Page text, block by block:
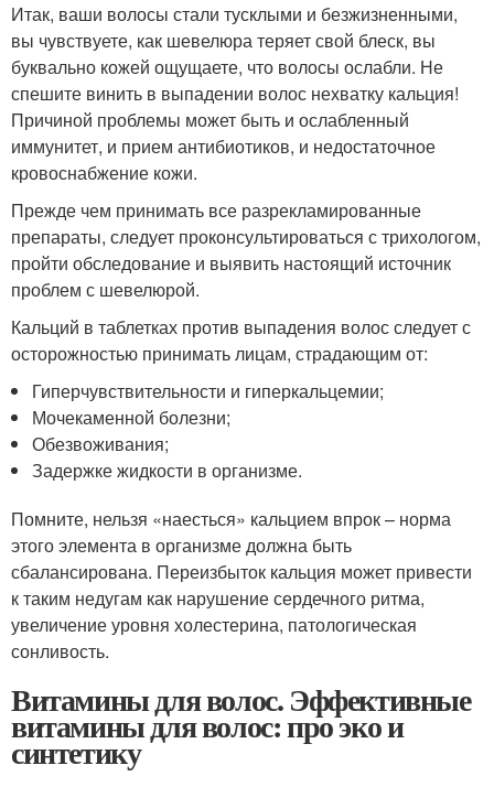
Итак, ваши волосы стали тусклыми и безжизненными,
вы чувствуете, как шевелюра теряет свой блеск, вы
буквально кожей ощущаете, что волосы ослабли. Не
спешите винить в выпадении волос нехватку кальция!
Причиной проблемы может быть и ослабленный
иммунитет, и прием антибиотиков, и недостаточное
кровоснабжение кожи.
Прежде чем принимать все разрекламированные
препараты, следует проконсультироваться с трихологом,
пройти обследование и выявить настоящий источник
проблем с шевелюрой.
Кальций в таблетках против выпадения волос следует с
осторожностью принимать лицам, страдающим от:
Гиперчувствительности и гиперкальцемии;
Мочекаменной болезни;
Обезвоживания;
Задержке жидкости в организме.
Помните, нельзя «наесться» кальцием впрок – норма
этого элемента в организме должна быть
сбалансирована. Переизбыток кальция может привести
к таким недугам как нарушение сердечного ритма,
увеличение уровня холестерина, патологическая
сонливость.
Витамины для волос. Эффективные
витамины для волос: про эко и
синтетику